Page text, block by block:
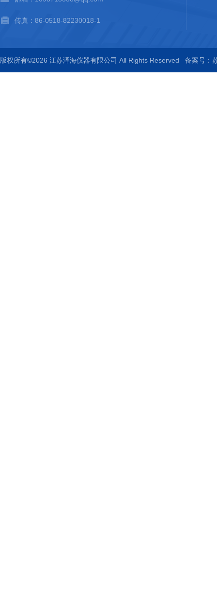
传真：86-0518-82230018-1
版权所有©2026 江苏泽海仪器有限公司 All Rights Reserved 备案号：